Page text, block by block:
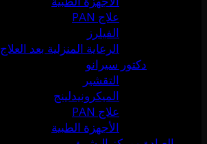
علاج PAN
الفيلرز
الرعاية المنزلية بعد العلاج
دكتور سيرانو
التقشير
الميكرونيدلينج
علاج PAN
الأجهزة الطبية